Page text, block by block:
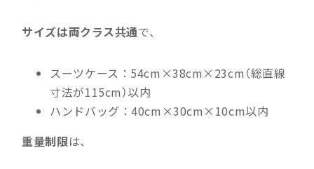
サイズは両クラス共通で、
スーツケース：54cm×38cm×23cm（総直線
寸法が115cm）以内
ハンドバッグ：40cm×30cm×10cm以内
重量制限は、